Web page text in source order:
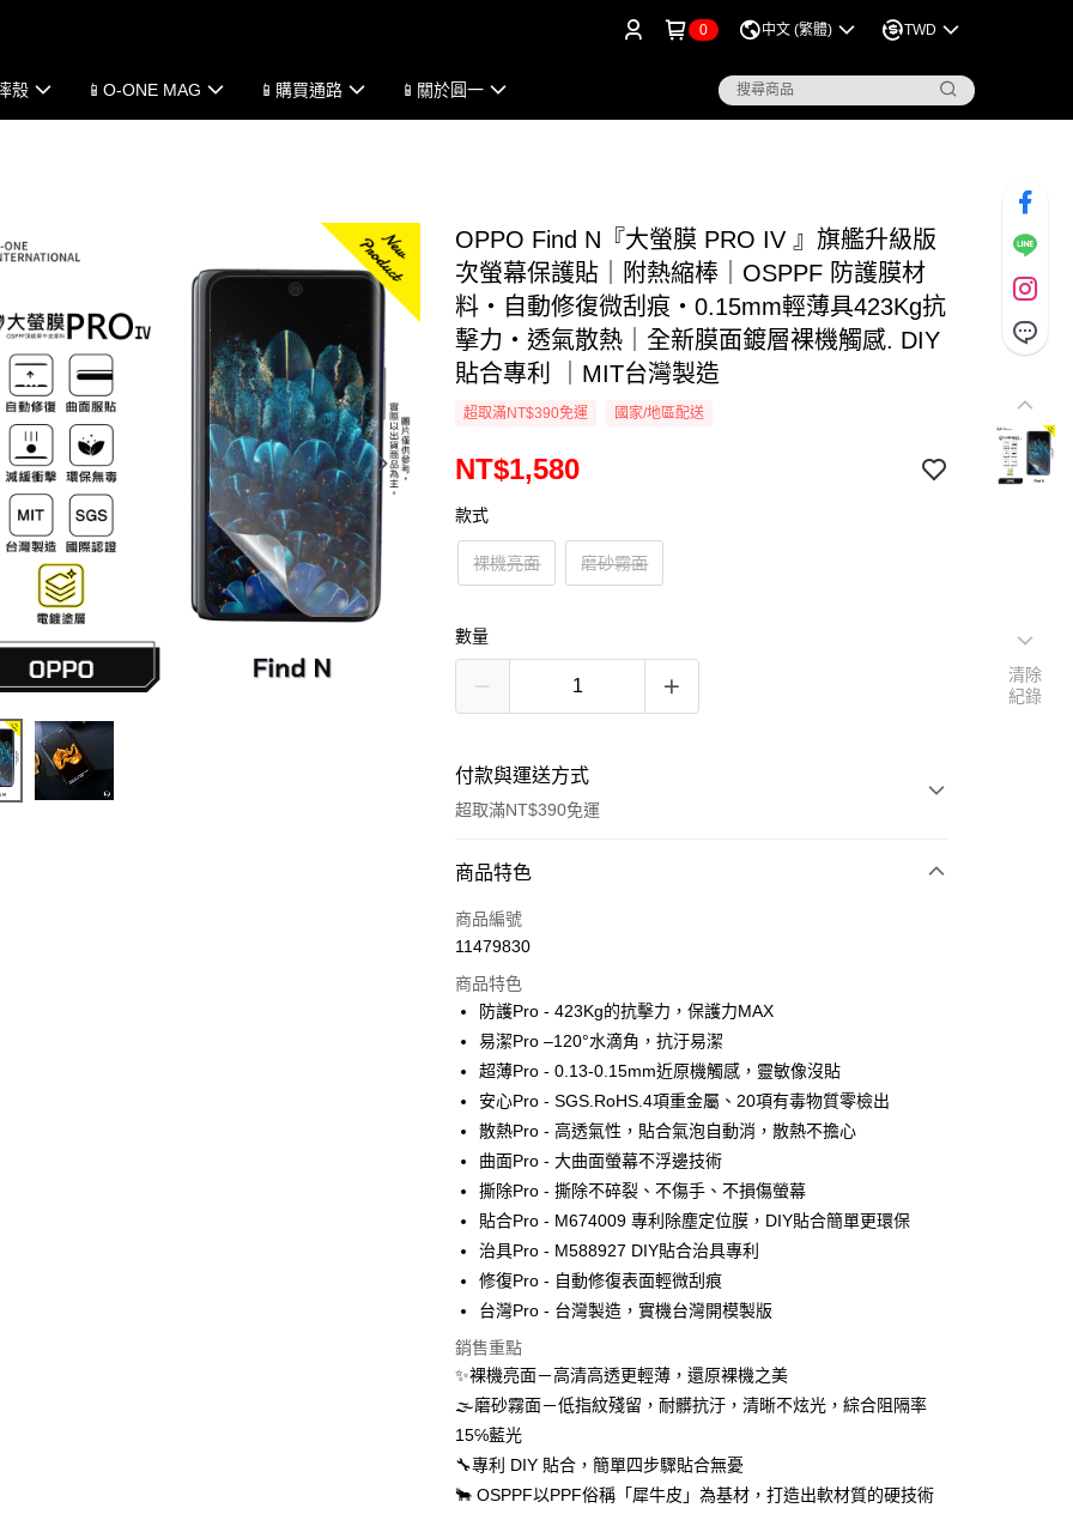
0 中文 (繁體) TWD
殼 📱O-ONE MAG 📱購買通路 📱關於圓一
OPPO Find N『大螢膜 PRO IV 』旗艦升級版
次螢幕保護貼｜附熱縮棒｜OSPPF 防護膜材
料・自動修復微刮痕・0.15mm輕薄具423Kg抗
擊力・透氣散熱｜全新膜面鍍層裸機觸感. DIY
貼合專利 ｜MIT台灣製造
超取滿NT$390免運 國家/地區配送
NT$1,580
款式
裸機亮面 磨砂霧面
數量
付款與運送方式
超取滿NT$390免運
付款方式
信用卡一次付款
運送方式
全家取貨付款
每筆NT$60，滿NT$390(含以上)免運費
7-11取貨付款
每筆NT$60，滿NT$390(含以上)免運費
宅配
國際配送
商品特色
商品編號
11479830
商品特色
防護Pro - 423Kg的抗擊力，保護力MAX
易潔Pro –120°水滴角，抗汙易潔
超薄Pro - 0.13-0.15mm近原機觸感，靈敏像沒貼
安心Pro - SGS.RoHS.4項重金屬、20項有毒物質零檢出
散熱Pro - 高透氣性，貼合氣泡自動消，散熱不擔心
曲面Pro - 大曲面螢幕不浮邊技術
撕除Pro - 撕除不碎裂、不傷手、不損傷螢幕
貼合Pro - M674009 專利除塵定位膜，DIY貼合簡單更環保
治具Pro - M588927 DIY貼合治具專利
修復Pro - 自動修復表面輕微刮痕
台灣Pro - 台灣製造，實機台灣開模製版
銷售重點
✨裸機亮面－高清高透更輕薄，還原裸機之美
🌫磨砂霧面－低指紋殘留，耐髒抗汙，清晰不炫光，綜合阻隔率
15℅藍光
🔧專利 DIY 貼合，簡單四步驟貼合無憂
🐂 OSPPF以PPF俗稱「犀牛皮」為基材，打造出軟材質的硬技術
清除
紀錄